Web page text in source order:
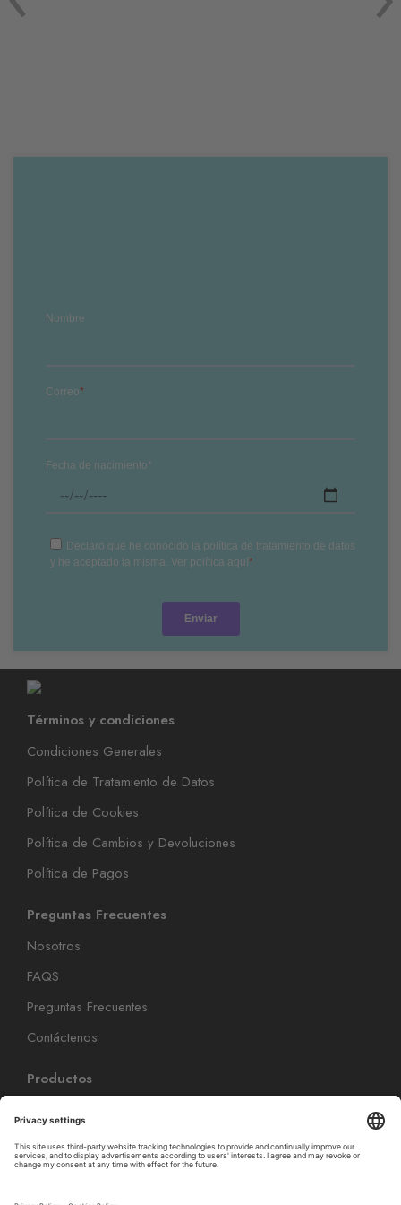
Términos y condiciones
Condiciones Generales
Política de Tratamiento de Datos
Política de Cookies
Política de Cambios y Devoluciones
Política de Pagos
Preguntas Frecuentes
Nosotros
FAQS
Preguntas Frecuentes
Contáctenos
Productos
Cuidado Capilar
Cuidado del peinado